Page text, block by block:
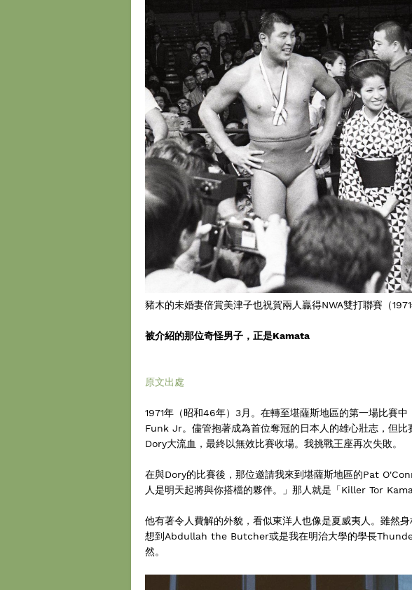
豬木的未婚妻倍賞美津子也祝賀兩人贏得NWA雙打聯賽（1971
被介紹的那位奇怪男子，正是Kamata
原文出處
1971年（昭和46年）3月。在轉至堪薩斯地區的第一場比賽
Funk Jr。儘管抱著成為首位奪冠的日本人的雄心壯志，但比
Dory大流血，最終以無效比賽收場。我挑戰王座再次失敗。
在與Dory的比賽後，那位邀請我來到堪薩斯地區的Pat
人是明天起將與你搭檔的夥伴。」那人就是「Killer Tor
他有著令人費解的外貌，看似東洋人也像是夏威夷人。雖然
想到Abdullah the Butcher或是我在明治大學的學長
然。